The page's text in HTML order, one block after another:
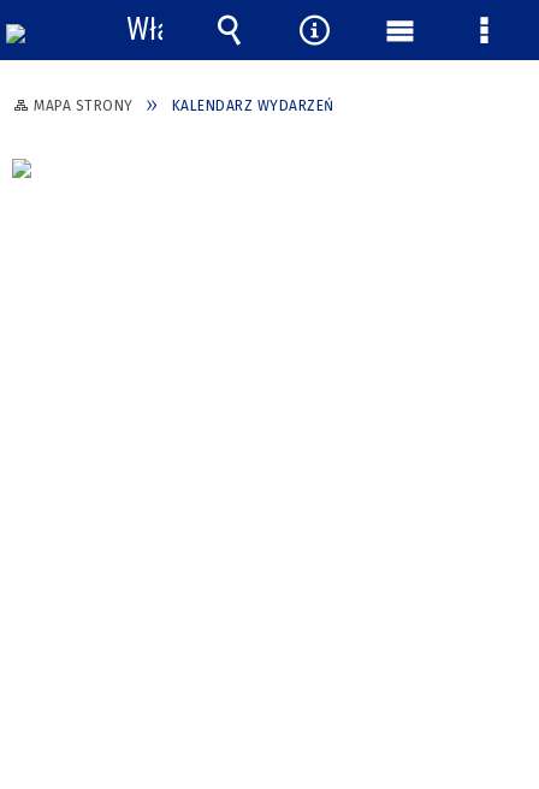
MAPA STRONY KALENDARZ WYDARZEŃ
Włącz
powiadomienia
Wyszukiwarka
Narzędzia
Menu Menu